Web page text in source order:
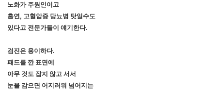
노화가 주원인이고
흡연, 고혈압증 당뇨병 탓일수도
있다고 전문가들이 얘기한다.
검진은 용이하다.
패드를 깐 표면에
아무 것도 잡지 않고 서서
눈을 감으면 어지러워 넘어지는